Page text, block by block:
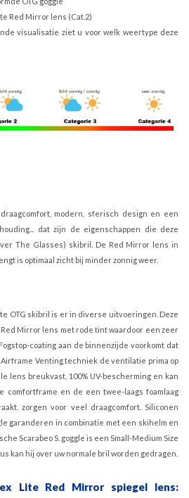
Mirror lens (Cat.2)
visualisatie ziet u voor welk weertype deze
modern, sferisch design en een
dat zijn de eigenschappen die deze
The Glasses) skibril. De Red Mirror lens in
is optimaal zicht bij minder zonnig weer.
OTG skibril is er in diverse uitvoeringen. Deze
Mirror lens met rode tint waardoor een zeer
coating aan de binnenzijde voorkomt dat
Venting techniek de ventilatie prima op
lens breukvast, 100% UV-bescherming en kan
comfortframe en de een twee-laags foamlaag
zorgen voor veel draagcomfort. Siliconen
garanderen in combinatie met een skihelm en
Scarabeo S. goggle is een Small-Medium Size
kan hij over uw normale bril worden gedragen.
Lite Red Mirror spiegel lens: